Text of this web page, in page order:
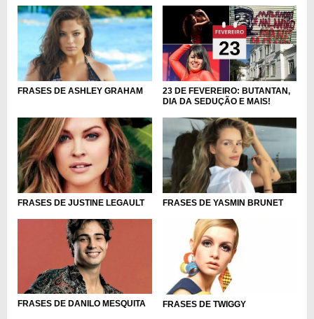
FRASES DE ASHLEY GRAHAM
23 DE FEVEREIRO: BUTANTAN,
DIA DA SEDUÇÃO E MAIS!
FRASES DE JUSTINE LEGAULT FRASES DE YASMIN BRUNET
FRASES DE DANILO MESQUITA FRASES DE TWIGGY